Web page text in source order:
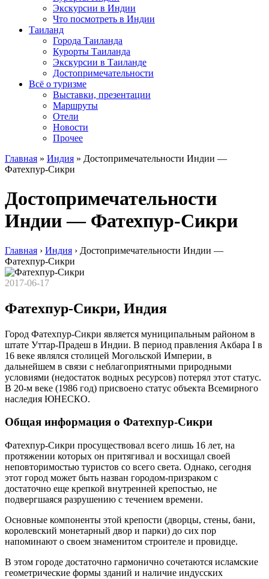
Экскурсии в Индии
Что посмотреть в Индии
Таиланд
Города Таиланда
Курорты Таиланда
Экскурсии в Таиланде
Достопримечательности
Всё о туризме
Выставки, презентации
Маршруты
Отели
Новости
Прочее
Главная » Индия » Достопримечательности Индии —
Фатехпур-Сикри
Достопримечательности
Индии — Фатехпур-Сикри
Главная › Индия › Достопримечательности Индии —
Фатехпур-Сикри
2017-06-17
Фатехпур-Сикри, Индия
Город Фатехпур-Сикри является муниципальным районом в
штате Уттар-Прадеш в Индии. В период правления Акбара I в
16 веке являлся столицей Могольской Империи, в
дальнейшем в связи с неблагоприятными природными
условиями (недостаток водных ресурсов) потерял этот статус.
В 20-м веке (1986 год) присвоено статус объекта Всемирного
наследия ЮНЕСКО.
Общая информация о Фатехпур-Сикри
Фатехпур-Сикри просуществовал всего лишь 16 лет, на
протяжении которых он притягивал и восхищал своей
неповторимостью туристов со всего света. Однако, сегодня
этот город может быть назван городом-призраком с
достаточно еще крепкой внутренней крепостью, не
подвергшаяся разрушению с течением времени.
Основные компоненты этой крепости (дворцы, стены, бани,
королевский монетарный двор и парки) до сих пор
напоминают о своем знаменитом строителе и провидце.
В этом городе достаточно гармонично сочетаются исламские
геометрические формы зданий и наличие индусских